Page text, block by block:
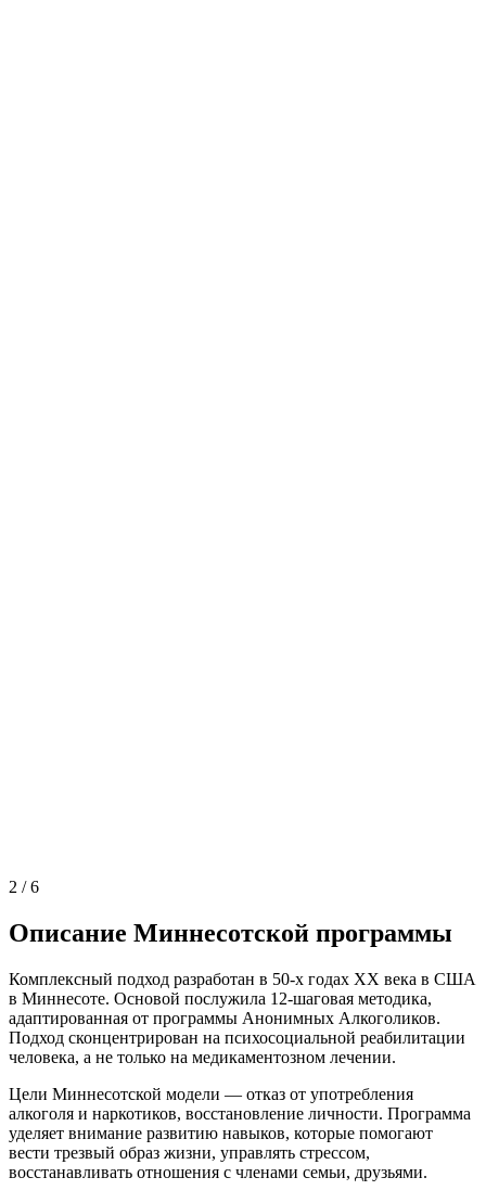
2 /6
Описание Миннесотской программы
Комплексный подход разработан в 50-х годах ХХ века в США
в Миннесоте. Основой послужила 12-шаговая методика,
адаптированная от программы Анонимных Алкоголиков.
Подход сконцентрирован на психосоциальной реабилитации
человека, а не только на медикаментозном лечении.
Цели Миннесотской модели — отказ от употребления
алкоголя и наркотиков, восстановление личности. Программа
уделяет внимание развитию навыков, которые помогают
вести трезвый образ жизни, управлять стрессом,
восстанавливать отношения с членами семьи, друзьями.